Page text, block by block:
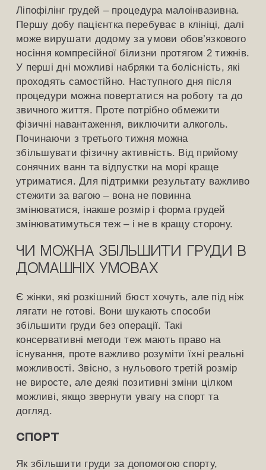
Ліпофілінг грудей – процедура малоінвазивна.
Першу добу пацієнтка перебуває в клініці, далі
може вирушати додому за умови обов’язкового
носіння компресійної білизни протягом 2 тижнів.
У перші дні можливі набряки та болісність, які
проходять самостійно. Наступного дня після
процедури можна повертатися на роботу та до
звичного життя. Проте потрібно обмежити
фізичні навантаження, виключити алкоголь.
Починаючи з третього тижня можна
збільшувати фізичну активність. Від прийому
сонячних ванн та відпустки на морі краще
утриматися. Для підтримки результату важливо
стежити за вагою – вона не повинна
змінюватися, інакше розмір і форма грудей
змінюватимуться теж – і не в кращу сторону.
Чи можна збільшити груди в
домашніх умовах
Є жінки, які розкішний бюст хочуть, але під ніж
лягати не готові. Вони шукають способи
збільшити груди без операції. Такі
консервативні методи теж мають право на
існування, проте важливо розуміти їхні реальні
можливості. Звісно, з нульового третій розмір
не виросте, але деякі позитивні зміни цілком
можливі, якщо звернути увагу на спорт та
догляд.
Спорт
Як збільшити груди за допомогою спорту,